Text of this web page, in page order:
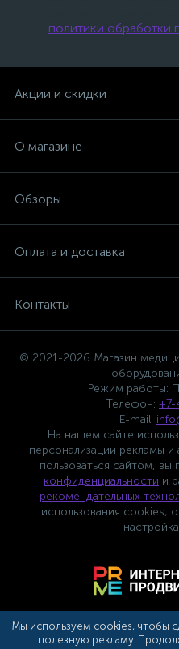
политики обработки
Акции и скидки
О магазине
Обзоры
Оплата и доставка
Контакты
© 2021-2026 Магазин
Режим работы:
Телефон: +7-
E-mail:
На нашем сайте
персонализации рекламы
пользоваться сайтом,
конфиденциальности и
рекомендательных
использования cookies,
Мы используем cookies, чтобы
полезную рекламу.